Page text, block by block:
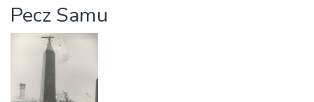
About us
Pecz Samu